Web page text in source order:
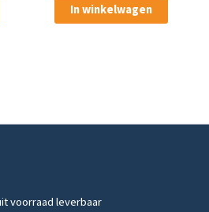
In winkelwagen
voorraad leverbaar